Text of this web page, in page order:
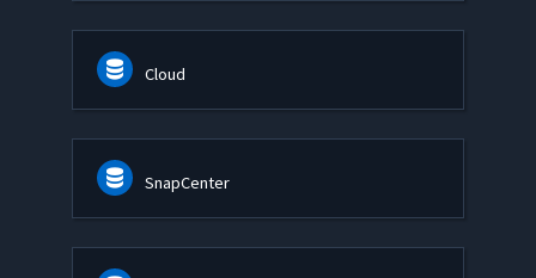
Cloud
SnapCenter